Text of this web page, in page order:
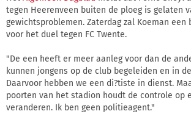
tegen Heerenveen buiten de ploeg is gelaten
gewichtsproblemen. Zaterdag zal Koeman een
voor het duel tegen FC Twente.
"De een heeft er meer aanleg voor dan de
kunnen jongens op de club begeleiden en in
Daarvoor hebben we een di?tiste in dienst.
poorten van het stadion houdt de controle op
veranderen. Ik ben geen politieagent."